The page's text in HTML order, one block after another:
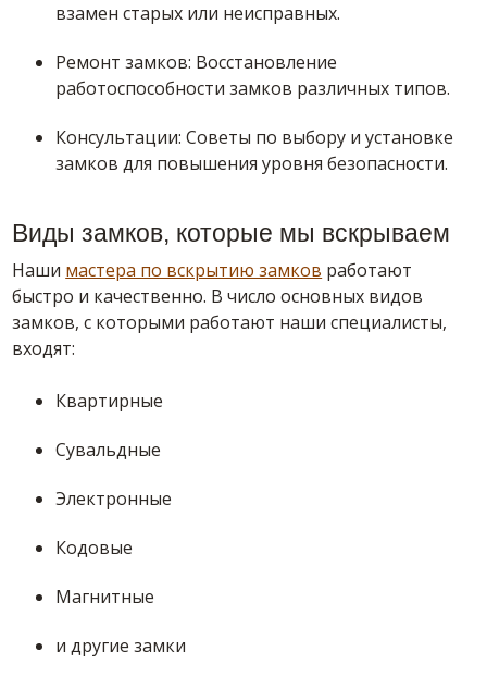
взамен старых или неисправных.
Ремонт замков: Восстановление
работоспособности замков различных типов.
Консультации: Советы по выбору и установке
замков для повышения уровня безопасности.
Виды замков, которые мы вскрываем
Наши мастера по вскрытию замков работают
быстро и качественно. В число основных видов
замков, с которыми работают наши специалисты,
входят:
Квартирные
Сувальдные
Электронные
Кодовые
Магнитные
и другие замки